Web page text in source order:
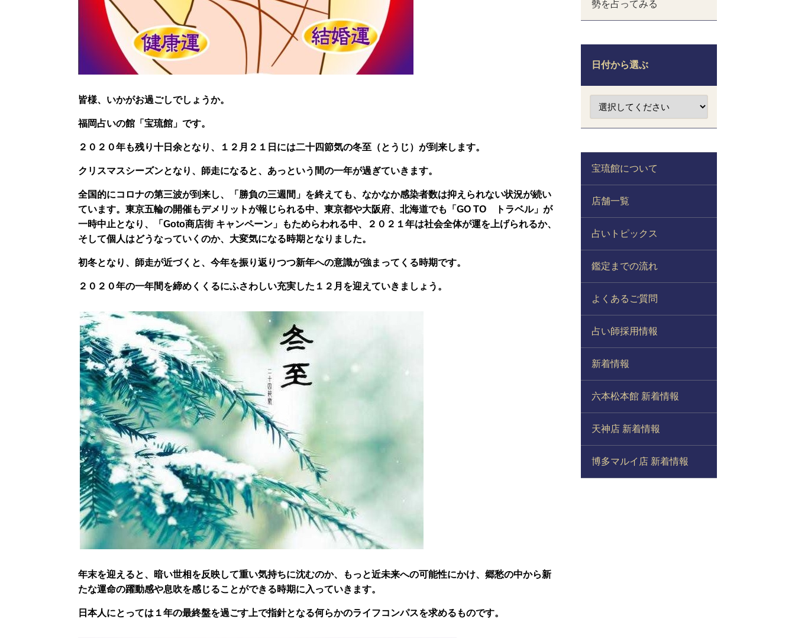
皆様、いかがお過ごしでしょうか。
福岡占いの館「宝琉館」です。
２０２０年も残り十日余となり、１２月２１日には二十四節気の冬至（とうじ）が到来します。
クリスマスシーズンとなり、師走になると、あっという間の一年が過ぎていきます。
全国的にコロナの第三波が到来し、「勝負の三週間」を終えても、なかなか感染者数は抑えられない状況が続い
ています。東京五輪の開催もデメリットが報じられる中、東京都や大阪府、北海道でも「GO TO トラベル」が
一時中止となり、「Goto商店街 キャンペーン」もためらわれる中、２０２１年は社会全体が運を上げられるか、
そして個人はどうなっていくのか、大変気になる時期となりました。
初冬となり、師走が近づくと、今年を振り返りつつ新年への意識が強まってくる時期です。
２０２０年の一年間を締めくくるにふさわしい充実した１２月を迎えていきましょう。
年末を迎えると、暗い世相を反映して重い気持ちに沈むのか、もっと近未来への可能性にかけ、郷愁の中から新
たな運命の躍動感や息吹を感じることができる時期に入っていきます。
日本人にとっては１年の最終盤を過ごす上で指針となる何らかのライフコンパスを求めるものです。
勢を占ってみる
日付から選ぶ
宝琉館について
店舗一覧
占いトピックス
鑑定までの流れ
よくあるご質問
占い師採用情報
新着情報
六本松本館 新着情報
天神店 新着情報
博多マルイ店 新着情報